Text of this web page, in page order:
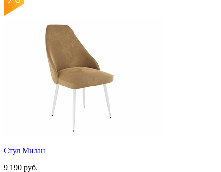
Стул Милан
9 190 руб.